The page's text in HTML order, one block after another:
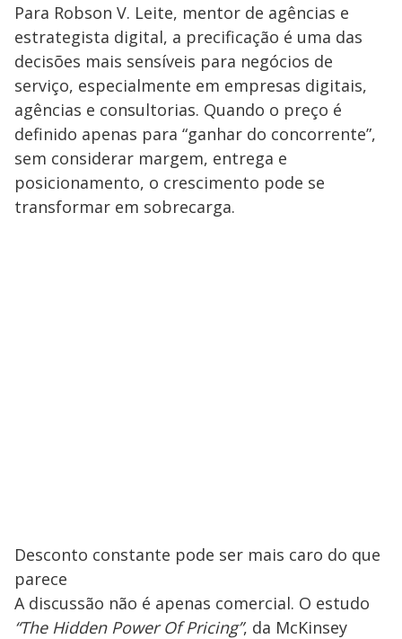
Para Robson V. Leite, mentor de agências e
estrategista digital, a precificação é uma das
decisões mais sensíveis para negócios de
serviço, especialmente em empresas digitais,
agências e consultorias. Quando o preço é
definido apenas para “ganhar do concorrente”,
sem considerar margem, entrega e
posicionamento, o crescimento pode se
transformar em sobrecarga.
Desconto constante pode ser mais caro do que
parece
A discussão não é apenas comercial. O estudo
“The Hidden Power Of Pricing”, da McKinsey